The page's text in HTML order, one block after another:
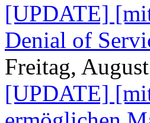
[UPDATE]
Denial of
Freitag,
[UPDATE]